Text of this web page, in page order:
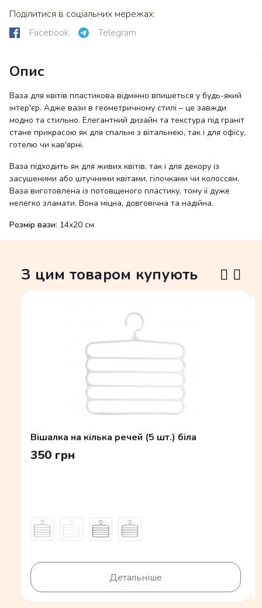
Поділитися в соціальних мережах:
Facebook
Telegram
Опис
Ваза для квітів пластикова відмінно впишеться у будь-який
інтер'єр. Адже вази в геометричному стилі – це завжди
модно та стильно. Елегантний дизайн та текстура під граніт
стане прикрасою як для спальні з вітальнею, так і для офісу,
готелю чи кав'ярні.
Ваза підходить як для живих квітів, так і для декору із
засушеними або штучними квітами, гілочками чи колоссям.
Ваза виготовлена із потовщеного пластику, тому її дуже
нелегко зламати. Вона міцна, довговічна та надійна.
Розмір вази: 14х20 см
З цим товаром купують
Вішалка на кілька речей (5 шт.) біла
350 грн
Детальніше